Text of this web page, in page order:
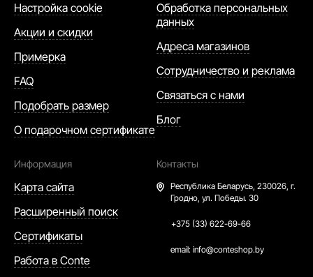
Настройка cookie
Акции и скидки
Примерка
FAQ
Подобрать размер
О подарочном сертификате
Обработка персональных
данных
Адреса магазинов
Сотрудничество и реклама
Связаться с нами
Блог
Информация
Карта сайта
Расширенный поиск
Сертификаты
Работа в Conte
Контакты
Республика Беларусь, 230026, г.
Гродно, ул. Победы. 30
+375 (33) 622-69-66
email: info@conteshop.by